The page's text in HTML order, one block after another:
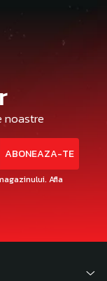
noastre
Afla